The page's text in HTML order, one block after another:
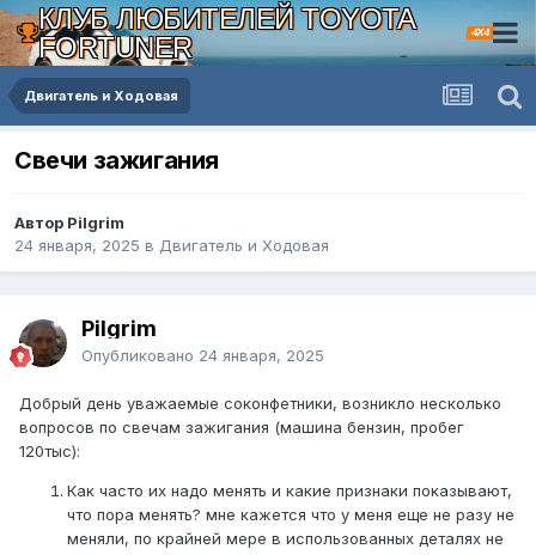
КЛУБ ЛЮБИТЕЛЕЙ TOYOTA
FORTUNER
4X4
Двигатель и Ходовая
Свечи зажигания
Автор Pilgrim
24 января, 2025 в Двигатель и Ходовая
Pilgrim
Опубликовано 24 января, 2025
Добрый день уважаемые соконфетники, возникло несколько
вопросов по свечам зажигания (машина бензин, пробег
120тыс):
Как часто их надо менять и какие признаки показывают,
что пора менять? мне кажется что у меня еще не разу не
меняли, по крайней мере в использованных деталях не